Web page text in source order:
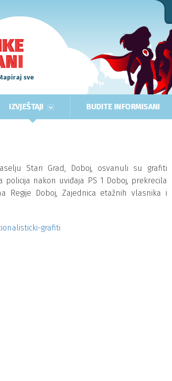
sve
IZVJEŠTAJI BUDITE INFORMISANI
Stari Grad, Doboj, osvanuli su grafiti
nakon uviđaja PS 1 Doboj, prekrecila
Regije Doboj, Zajednica etažnih vlasnika i
grafiti